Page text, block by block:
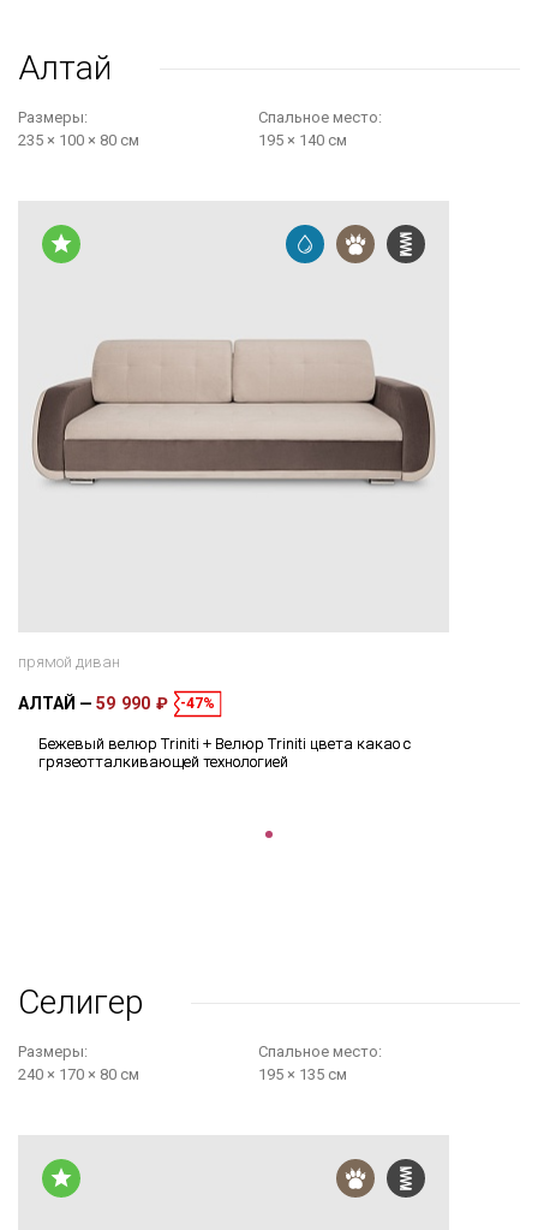
Алтай
Размеры:
235 × 100 × 80 см
Cпальное место:
195 × 140 см
прямой диван
АЛТАЙ 59 990 ₽ -47%
Бежевый велюр Triniti + Велюр Triniti цвета какао с
грязеотталкивающей технологией
Селигер
Размеры:
240 × 170 × 80 см
Cпальное место:
195 × 135 см